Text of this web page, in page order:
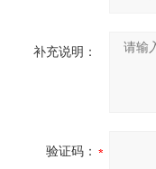
补充说明：
验证码：